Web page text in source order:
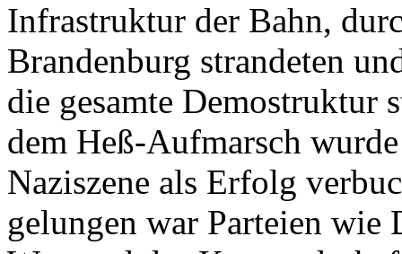
Infrastruktur der Bahn,
Brandenburg strandeten
die gesamte Demostruktur
dem Heß-Aufmarsch
Naziszene als Erfolg
gelungen war Parteien